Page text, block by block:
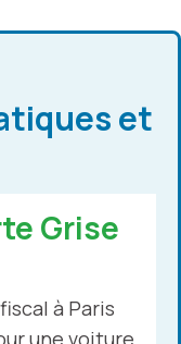
et
Grise
à Paris
une voiture